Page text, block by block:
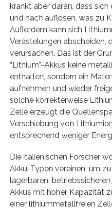
krankt aber daran, dass
und nach auflösen, was zu
Außerdem kann sich
Verästelungen abscheiden,
verursachen. Das ist der
“Lithium”-Akkus keine
enthalten, sondern ein
aufnehmen und wieder
solche korrekterweise
Zelle erzeugt die
Verschiebung von
entsprechend weniger
Die italienischen Forscher
Akku-Typen vereinen, um
lagerbaren,
Akkus mit hoher Kapazität
einer lithiummetallfreien